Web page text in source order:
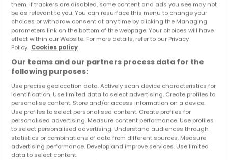
Gewerbliches Grundstück zum Kauf inKirf
1.184 €
29,6 Ar
them. If trackers are disabled, some content and ads you see may not
be as relevant to you. You can resurface this menu to change your
choices or withdraw consent at any time by clicking the Managing
parameters link on the bottom of the webpage. Your choices will have
effect within our Website. For more details, refer to our Privacy
Policy. Cookies policy
Our teams and our partners process data for the
following purposes:
Use precise geolocation data. Actively scan device characteristics for
identification. Use limited data to select advertising. Create profiles to
personalise content. Store and/or access information on a device.
Use profiles to select personalised content. Create profiles for
personalised advertising. Measure content performance. Use profiles
to select personalised advertising. Understand audiences through
statistics or combinations of data from different sources. Measure
advertising performance. Develop and improve services. Use limited
data to select content.